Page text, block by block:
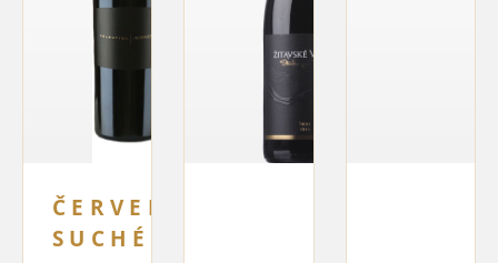
ČERVENÉ
SUCHÉ